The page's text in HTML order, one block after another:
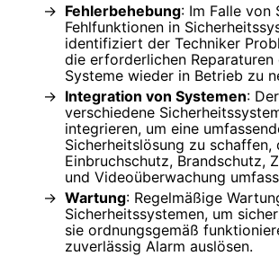
Fehlerbehebung: Im Falle von
Fehlfunktionen in
identifiziert der Techniker
die erforderlichen Reparaturen
Systeme wieder in Betrieb zu
Integration von Systemen:
verschiedene
integrieren, um eine
Sicherheitslösung zu schaffen,
Einbruchschutz, Brandschutz,
und Videoüberwachung
Wartung: Regelmäßige
Sicherheitssystemen, um
sie ordnungsgemäß
zuverlässig Alarm auslösen.